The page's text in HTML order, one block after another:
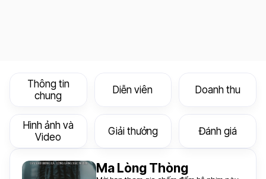
Thông tin
chung
Diễn viên Doanh thu
Hình ảnh và
Video
Giải thưởng Đánh giá
Ma Lòng Thòng